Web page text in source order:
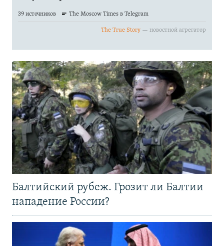
Балтийский рубеж. Грозит ли Балтии
нападение России?